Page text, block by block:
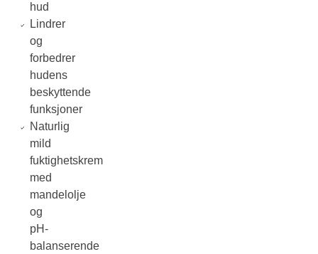
hud
Lindrer
og
forbedrer
hudens
beskyttende
funksjoner
Naturlig
mild
fuktighetskrem
med
mandelolje
og
pH-
balanserende